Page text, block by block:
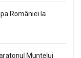
României la
Muntelui